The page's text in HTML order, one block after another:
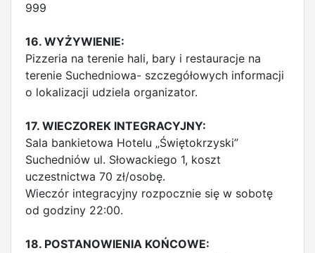
999
16. WYŻYWIENIE:
Pizzeria na terenie hali, bary i restauracje na
terenie Suchedniowa- szczegółowych informacji
o lokalizacji udziela organizator.
17. WIECZOREK INTEGRACYJNY:
Sala bankietowa Hotelu „Świętokrzyski”
Suchedniów ul. Słowackiego 1, koszt
uczestnictwa 70 zł/osobę.
Wieczór integracyjny rozpocznie się w sobotę
od godziny 22:00.
18. POSTANOWIENIA KOŃCOWE: